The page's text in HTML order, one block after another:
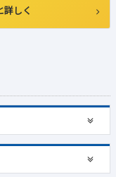
詳しく